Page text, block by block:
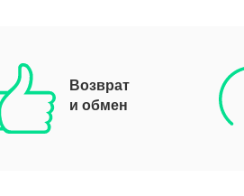
Возврат
и обмен